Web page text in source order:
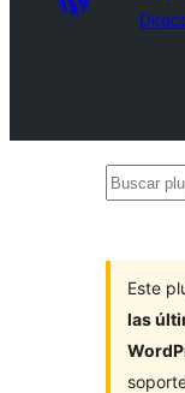
Buscar
Este
las